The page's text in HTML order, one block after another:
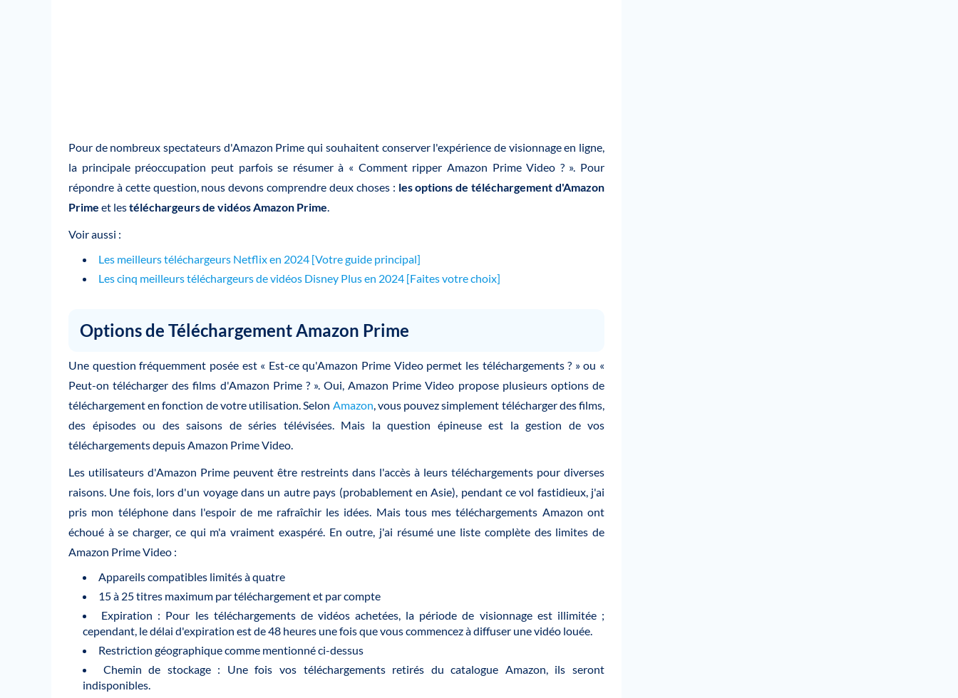
Pour de nombreux spectateurs d'Amazon Prime qui souhaitent conserver l'expérience de visionnage en ligne,
la principale préoccupation peut parfois se résumer à « Comment ripper Amazon Prime Video ? ». Pour
répondre à cette question, nous devons comprendre deux choses : les options de téléchargement d'Amazon
Prime et lestéléchargeurs de vidéos Amazon Prime.
Voir aussi :
Les meilleurs téléchargeurs Netflix en 2024 [Votre guide principal]
Les cinq meilleurs téléchargeurs de vidéos Disney Plus en 2024 [Faites votre choix]
Options de Téléchargement Amazon Prime
Une question fréquemment posée est « Est-ce qu'Amazon Prime Video permet les téléchargements ? » ou «
Peut-on télécharger des films d'Amazon Prime ? ». Oui, Amazon Prime Video propose plusieurs options de
téléchargement en fonction de votre utilisation. Selon Amazon, vous pouvez simplement télécharger des films,
des épisodes ou des saisons de séries télévisées. Mais la question épineuse est la gestion de vos
téléchargements depuis Amazon Prime Video.
Les utilisateurs d'Amazon Prime peuvent être restreints dans l'accès à leurs téléchargements pour diverses
raisons. Une fois, lors d'un voyage dans un autre pays (probablement en Asie), pendant ce vol fastidieux, j'ai
pris mon téléphone dans l'espoir de me rafraîchir les idées. Mais tous mes téléchargements Amazon ont
échoué à se charger, ce qui m'a vraiment exaspéré. En outre, j'ai résumé une liste complète des limites de
Amazon Prime Video :
Appareils compatibles limités à quatre
15 à 25 titres maximum par téléchargement et par compte
Expiration : Pour les téléchargements de vidéos achetées, la période de visionnage est illimitée ;
cependant, le délai d'expiration est de 48 heures une fois que vous commencez à diffuser une vidéo louée.
Restriction géographique comme mentionné ci-dessus
Chemin de stockage : Une fois vos téléchargements retirés du catalogue Amazon, ils seront
indisponibles.